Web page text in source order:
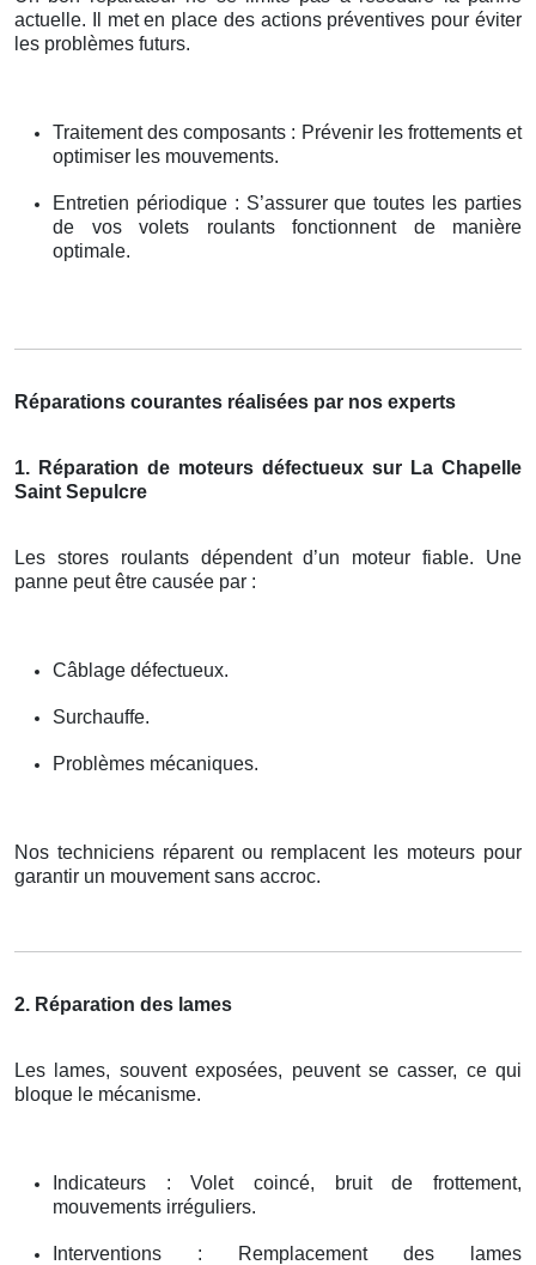
actuelle. Il met en place des actions préventives pour éviter
les problèmes futurs.
Traitement des composants : Prévenir les frottements et
optimiser les mouvements.
Entretien périodique : S’assurer que toutes les parties
de vos volets roulants fonctionnent de manière
optimale.
Réparations courantes réalisées par nos experts
1. Réparation de moteurs défectueux sur La Chapelle
Saint Sepulcre
Les stores roulants dépendent d’un moteur fiable. Une
panne peut être causée par :
Câblage défectueux.
Surchauffe.
Problèmes mécaniques.
Nos techniciens réparent ou remplacent les moteurs pour
garantir un mouvement sans accroc.
2. Réparation des lames
Les lames, souvent exposées, peuvent se casser, ce qui
bloque le mécanisme.
Indicateurs : Volet coincé, bruit de frottement,
mouvements irréguliers.
Interventions : Remplacement des lames